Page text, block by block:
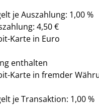
je Auszahlung: 1,00 %
4,50 €
Karte in Euro
enthalten
Karte in fremder
je Transaktion: 1,00 %